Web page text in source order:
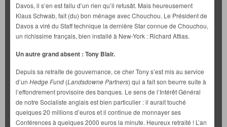
Davos, il s’en est fallu d’un rien qu’il refusât. Mais heureusement
Klaus Schwab, fait (du) bon ménage avec Chouchou. Le Président de
Davos a viré du Staff technique la dernière Star connue de Chouchou,
un richissime français, bien installé à New-York : Richard Attias.
Un autre grand absent : Tony Blair.
Depuis sa retraite de gouvernance, ce cher Tony s’est mis au service
d’un Hedge Fund (Landsdowne Partners) qui a fait son beurre suite à
l’effondrement provisoire des banques. Le sens de l’Intérêt Général
de notre Socialiste anglais est bien particulier : il aurait touché
quelques 20 millions d’euros et il continue de monnayer ses
Conférences à quelques 2000 euros la minute. Heureux retraité ! L’an